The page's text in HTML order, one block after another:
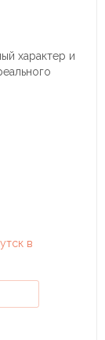
характер и
в